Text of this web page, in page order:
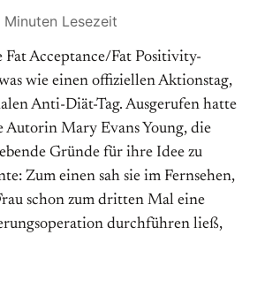
Minuten Lesezeit
Fat Acceptance/Fat Positivity-
wie einen offiziellen Aktions­tag,
Anti-Diät-Tag. Aus­gerufen hatte
Autorin Mary Evans Young, die
Gründe für ihre Idee zu
Zum einen sah sie im Fernsehen,
schon zum dritten Mal eine
durchführen ließ,